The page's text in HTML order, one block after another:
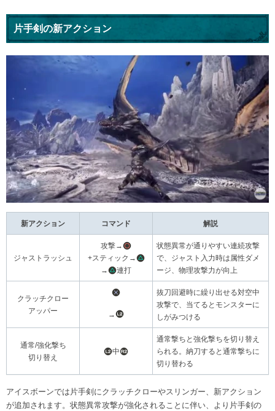
片手剣の新アクション
新アクション コマンド 解説
ジャストラッシュ
攻撃→
+スティック→
→
連打
状態異常が通りやすい連続攻撃
で、ジャスト入力時は属性ダメ
ージ、物理攻撃力が向上
クラッチクロー
アッパー
→
抜刀回避時に繰り出せる対空中
攻撃で、当てるとモンスターに
しがみつける
通常/強化撃ち
切り替え
中
通常撃ちと強化撃ちを切り替え
られる。納刀すると通常撃ちに
切り替わる
アイスボーンでは片手剣にクラッチクローやスリンガー、新アクション
が追加されます。状態異常攻撃が強化されることに伴い、より片手剣の